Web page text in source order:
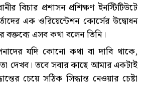
বিচার প্রশাসন প্রশিক্ষণ ইনস্টিটিউটে
এক ওরিয়েন্টেশন কোর্সের উদ্বোধন
বক্তব্যে এসব কথা বলেন তিনি।
যদি কোনো কথা বা দাবি থাকে,
দেখব। তবে সবার কাছে আমার একটাই
চেয়ে সঠিক সিদ্ধান্ত নেওয়ার চেষ্টা